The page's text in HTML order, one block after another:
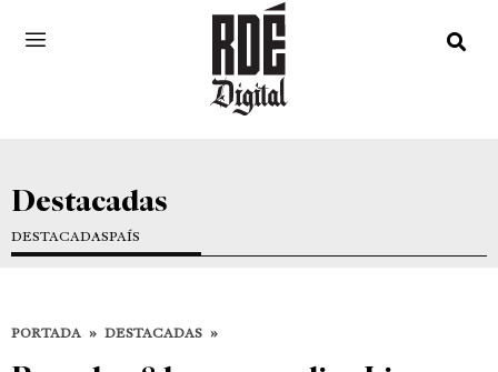
Destacadas
DESTACADASPAÍS
PORTADA » DESTACADAS »